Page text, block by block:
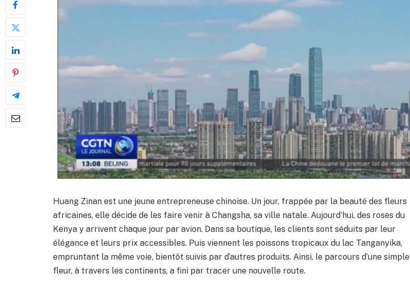
Huang Zinan est une jeune entrepreneuse chinoise. Un jour, frappée par la beauté des fleurs
africaines, elle décide de les faire venir à Changsha, sa ville natale. Aujourd’hui, des roses du
Kenya y arrivent chaque jour par avion. Dans sa boutique, les clients sont séduits par leur
élégance et leurs prix accessibles. Puis viennent les poissons tropicaux du lac Tanganyika,
empruntant la même voie, bientôt suivis par d’autres produits. Ainsi, le parcours d’une simple
fleur, à travers les continents, a fini par tracer une nouvelle route.